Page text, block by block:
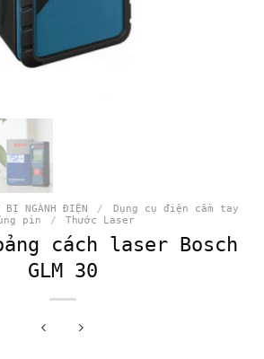
BỊ NGÀNH ĐIỆN /
Dụng cụ điện cầm tay
pin
/ Thước Laser
cách laser Bosch
GLM 30